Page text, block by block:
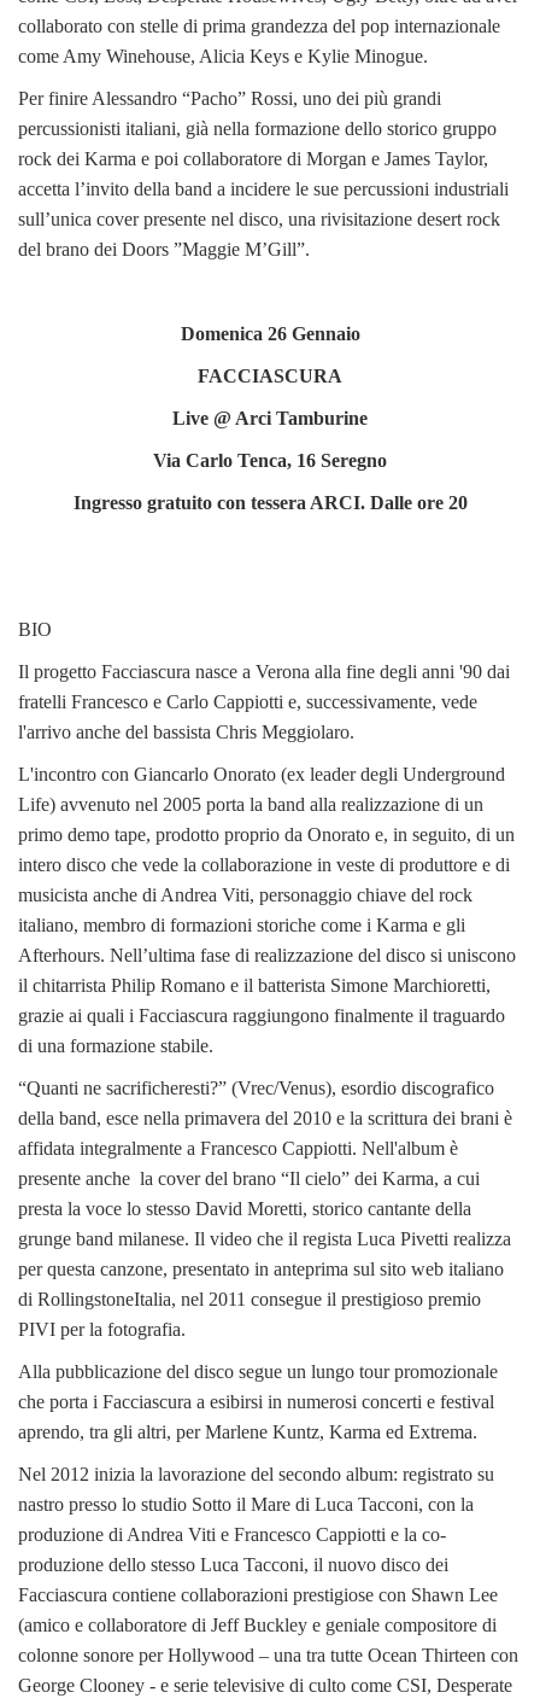
collaborato con stelle di prima grandezza del pop internazionale
come Amy Winehouse, Alicia Keys e Kylie Minogue.
Per finire Alessandro “Pacho” Rossi, uno dei più grandi
percussionisti italiani, già nella formazione dello storico gruppo
rock dei Karma e poi collaboratore di Morgan e James Taylor,
accetta l’invito della band a incidere le sue percussioni industriali
sull’unica cover presente nel disco, una rivisitazione desert rock
del brano dei Doors ”Maggie M’Gill”.
Domenica 26 Gennaio
FACCIASCURA
Live @ Arci Tamburine
Via Carlo Tenca, 16 Seregno
Ingresso gratuito con tessera ARCI. Dalle ore 20
BIO
Il progetto Facciascura nasce a Verona alla fine degli anni '90 dai
fratelli Francesco e Carlo Cappiotti e, successivamente, vede
l'arrivo anche del bassista Chris Meggiolaro.
L'incontro con Giancarlo Onorato (ex leader degli Underground
Life) avvenuto nel 2005 porta la band alla realizzazione di un
primo demo tape, prodotto proprio da Onorato e, in seguito, di un
intero disco che vede la collaborazione in veste di produttore e di
musicista anche di Andrea Viti, personaggio chiave del rock
italiano, membro di formazioni storiche come i Karma e gli
Afterhours. Nell’ultima fase di realizzazione del disco si uniscono
il chitarrista Philip Romano e il batterista Simone Marchioretti,
grazie ai quali i Facciascura raggiungono finalmente il traguardo
di una formazione stabile.
“Quanti ne sacrificheresti?” (Vrec/Venus), esordio discografico
della band, esce nella primavera del 2010 e la scrittura dei brani è
affidata integralmente a Francesco Cappiotti. Nell'album è
presente anche la cover del brano “Il cielo” dei Karma, a cui
presta la voce lo stesso David Moretti, storico cantante della
grunge band milanese. Il video che il regista Luca Pivetti realizza
per questa canzone, presentato in anteprima sul sito web italiano
di RollingstoneItalia, nel 2011 consegue il prestigioso premio
PIVI per la fotografia.
Alla pubblicazione del disco segue un lungo tour promozionale
che porta i Facciascura a esibirsi in numerosi concerti e festival
aprendo, tra gli altri, per Marlene Kuntz, Karma ed Extrema.
Nel 2012 inizia la lavorazione del secondo album: registrato su
nastro presso lo studio Sotto il Mare di Luca Tacconi, con la
produzione di Andrea Viti e Francesco Cappiotti e la co-
produzione dello stesso Luca Tacconi, il nuovo disco dei
Facciascura contiene collaborazioni prestigiose con Shawn Lee
(amico e collaboratore di Jeff Buckley e geniale compositore di
colonne sonore per Hollywood – una tra tutte Ocean Thirteen con
George Clooney - e serie televisive di culto come CSI, Desperate